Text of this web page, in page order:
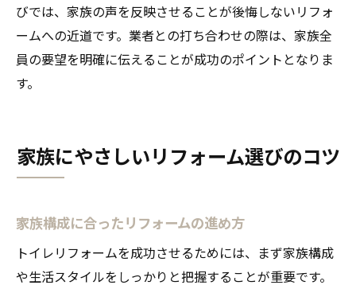
びでは、家族の声を反映させることが後悔しないリフォ
ームへの近道です。業者との打ち合わせの際は、家族全
員の要望を明確に伝えることが成功のポイントとなりま
す。
家族にやさしいリフォーム選びのコツ
家族構成に合ったリフォームの進め方
トイレリフォームを成功させるためには、まず家族構成
や生活スタイルをしっかりと把握することが重要です。